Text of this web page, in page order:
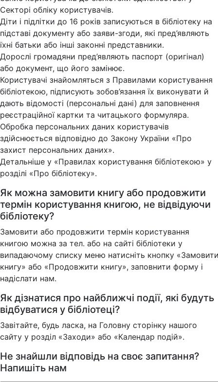
Секторі обліку користувачів.
Діти і підлітки до 16 років записуються в бібліотеку на
підставі документу або заяви-згоди, які пред’являють
їхні батьки або інші законні представники.
Дорослі громадяни пред’являють паспорт (оригінал)
або документ, що його замінює.
Користувачі знайомляться з Правилами користування
бібліотекою, підписують зобов’язання їх виконувати й
дають відомості (персональні дані) для заповнення
реєстраційної картки та читацького формуляра.
Обробка персональних даних користувачів
здійснюється відповідно до Закону України «Про
захист персональних даних».
Детальніше у «Правилах користування бібліотекою» у
розділі «Про бібліотеку».
Як можна замовити книгу або продовжити
термін користування книгою, не відвідуючи
бібліотеку?
Замовити або продовжити термін користування
книгою можна за тел. або на сайті бібліотеки у
випадаючому списку меню натисніть кнопку
книгу» або «Продовжити книгу», заповнити форму і
надіслати нам.
Як дізнатися про найближчі події, які будуть
відбуватися у бібліотеці?
Завітайте, будь ласка, на Головну сторінку нашого
сайту у розділ «Заходи» або «Календар подій».
Не знайшли відповідь на своє запитання?
Напишіть нам